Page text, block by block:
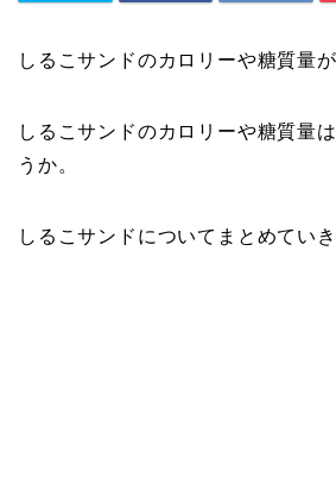
しるこサンドのカロリーや糖質量
しるこサンドのカロリーや糖質量
うか。
しるこサンドについてまとめていき